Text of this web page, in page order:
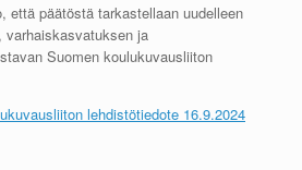
että päätöstä tarkastellaan uudelleen
varhaiskasvatuksen ja
Suomen koulukuvausliiton
lehdistötiedote 16.9.2024